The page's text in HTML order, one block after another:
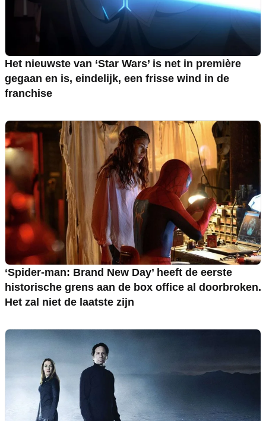
Het nieuwste van ‘Star Wars’ is net in première
gegaan en is, eindelijk, een frisse wind in de
franchise
‘Spider-man: Brand New Day’ heeft de eerste
historische grens aan de box office al doorbroken.
Het zal niet de laatste zijn